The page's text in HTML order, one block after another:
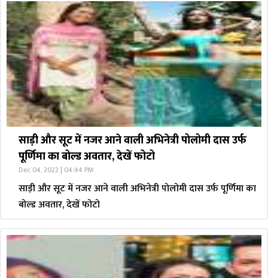
साड़ी और सूट में नजर आने वाली अभिनेत्री पोलोमी दास उर्फ
पूर्णिमा का बोल्ड अवतार, देखें फोटो
Dec 04, 2022 | 04:44 PM
साड़ी और सूट में नजर आने वाली अभिनेत्री पोलोमी दास उर्फ पूर्णिमा का
बोल्ड अवतार, देखें फोटो